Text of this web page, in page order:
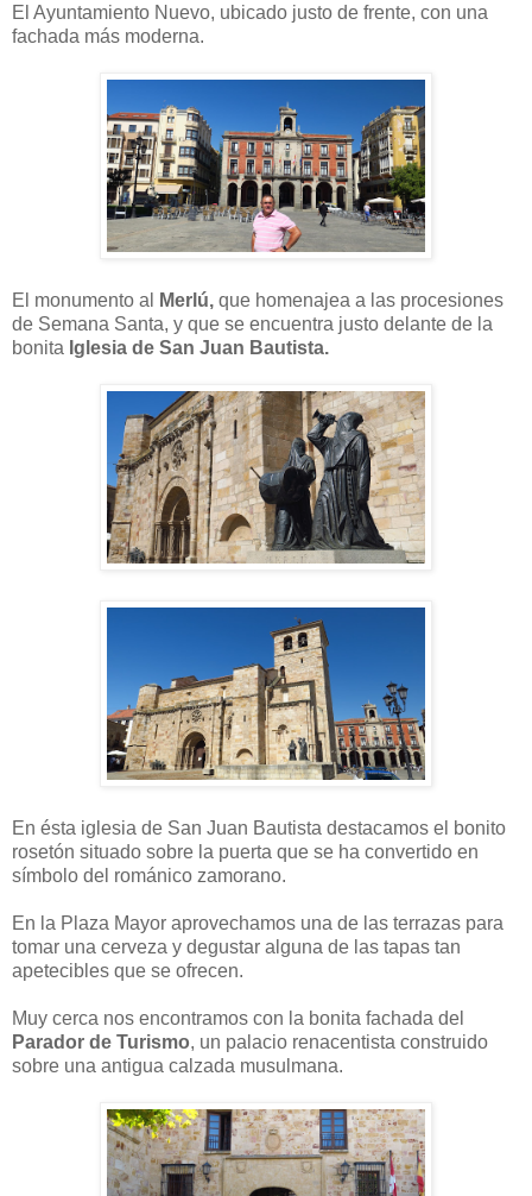
El Ayuntamiento Nuevo, ubicado justo de frente, con una
fachada más moderna.
El monumento al Merlú, que homenajea a las procesiones
de Semana Santa, y que se encuentra justo delante de la
bonita Iglesia de San Juan Bautista.
En ésta iglesia de San Juan Bautista destacamos el bonito
rosetón situado sobre la puerta que se ha convertido en
símbolo del románico zamorano.
En la Plaza Mayor aprovechamos una de las terrazas para
tomar una cerveza y degustar alguna de las tapas tan
apetecibles que se ofrecen.
Muy cerca nos encontramos con la bonita fachada del
Parador de Turismo, un palacio renacentista construido
sobre una antigua calzada musulmana.